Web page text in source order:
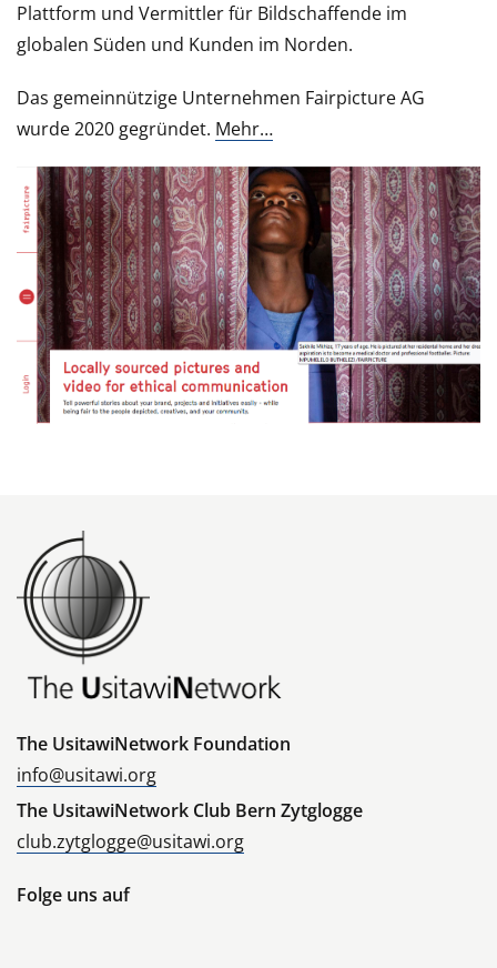
Plattform und Vermittler für Bildschaffende im
globalen Süden und Kunden im Norden.
Das gemeinnützige Unternehmen Fairpicture AG
wurde 2020 gegründet. Mehr…
The UsitawiNetwork Foundation
info@usitawi.org
The UsitawiNetwork Club Bern Zytglogge
club.zytglogge@usitawi.org
Folge uns auf